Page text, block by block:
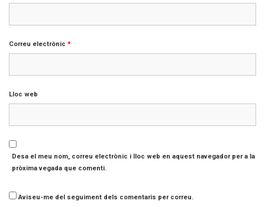
Correu electrònic *
Lloc web
Desa el meu nom, correu electrònic i lloc web en aquest navegador per a la
pròxima vegada que comenti.
Aviseu-me del seguiment dels comentaris per correu.